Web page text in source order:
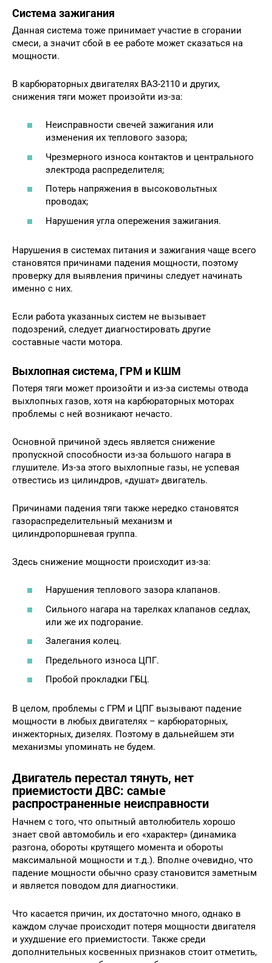
Система зажигания
Данная система тоже принимает участие в сгорании
смеси, а значит сбой в ее работе может сказаться на
мощности.
В карбюраторных двигателях ВАЗ-2110 и других,
снижения тяги может произойти из-за:
Неисправности свечей зажигания или
изменения их теплового зазора;
Чрезмерного износа контактов и центрального
электрода распределителя;
Потерь напряжения в высоковольтных
проводах;
Нарушения угла опережения зажигания.
Нарушения в системах питания и зажигания чаще всего
становятся причинами падения мощности, поэтому
проверку для выявления причины следует начинать
именно с них.
Если работа указанных систем не вызывает
подозрений, следует диагностировать другие
составные части мотора.
Выхлопная система, ГРМ и КШМ
Потеря тяги может произойти и из-за системы отвода
выхлопных газов, хотя на карбюраторных моторах
проблемы с ней возникают нечасто.
Основной причиной здесь является снижение
пропускной способности из-за большого нагара в
глушителе. Из-за этого выхлопные газы, не успевая
отвестись из цилиндров, «душат» двигатель.
Причинами падения тяги также нередко становятся
газораспределительный механизм и
цилиндропоршневая группа.
Здесь снижение мощности происходит из-за:
Нарушения теплового зазора клапанов.
Сильного нагара на тарелках клапанов седлах,
или же их подгорание.
Залегания колец.
Предельного износа ЦПГ.
Пробой прокладки ГБЦ.
В целом, проблемы с ГРМ и ЦПГ вызывают падение
мощности в любых двигателях – карбюраторных,
инжекторных, дизелях. Поэтому в дальнейшем эти
механизмы упоминать не будем.
Двигатель перестал тянуть, нет
приемистости ДВС: самые
распространенные неисправности
Начнем с того, что опытный автолюбитель хорошо
знает свой автомобиль и его «характер» (динамика
разгона, обороты крутящего момента и обороты
максимальной мощности и т.д.). Вполне очевидно, что
падение мощности обычно сразу становится заметным
и является поводом для диагностики.
Что касается причин, их достаточно много, однако в
каждом случае происходит потеря мощности двигателя
и ухудшение его приемистости. Также среди
дополнительных косвенных признаков стоит отметить,